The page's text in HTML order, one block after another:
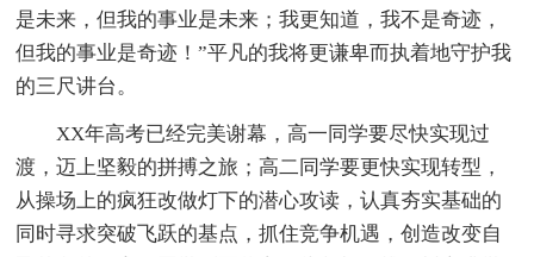
是未来，但我的事业是未来；我更知道，我不是奇迹，
但我的事业是奇迹！”平凡的我将更谦卑而执着地守护我
的三尺讲台。
XX年高考已经完美谢幕，高一同学要尽快实现过
渡，迈上坚毅的拼搏之旅；高二同学要更快实现转型，
从操场上的疯狂改做灯下的潜心攻读，认真夯实基础的
同时寻求突破飞跃的基点，抓住竞争机遇，创造改变自